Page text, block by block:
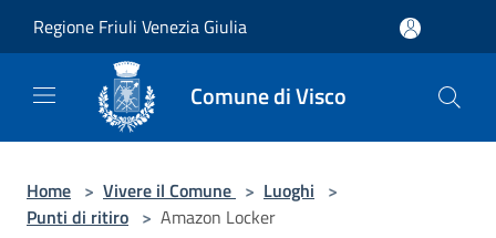
Regione Friuli Venezia Giulia
Comune di Visco
Home > Vivere il Comune > Luoghi >
Punti di ritiro > Amazon Locker